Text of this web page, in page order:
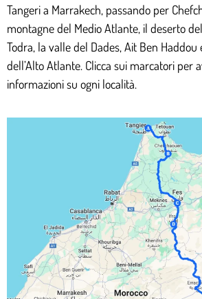
Tangeri a Marrakech, passando per
montagne del Medio Atlante, il deserto
Todra, la valle del Dades, Ait Ben
dell’Alto Atlante. Clicca sui marcatori per
informazioni su ogni località.